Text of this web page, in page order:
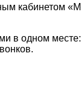
кабинетом
в одном